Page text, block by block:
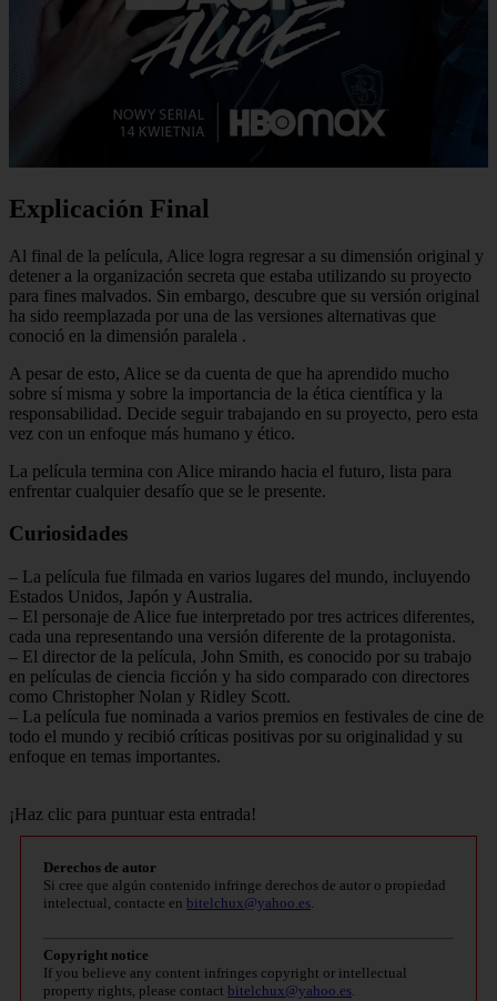
Explicación Final
Al final de la película, Alice logra regresar a su dimensión original y
detener a la organización secreta que estaba utilizando su proyecto
para fines malvados. Sin embargo, descubre que su versión original
ha sido reemplazada por una de las versiones alternativas que
conoció en la dimensión paralela .
A pesar de esto, Alice se da cuenta de que ha aprendido mucho
sobre sí misma y sobre la importancia de la ética científica y la
responsabilidad. Decide seguir trabajando en su proyecto, pero esta
vez con un enfoque más humano y ético.
La película termina con Alice mirando hacia el futuro, lista para
enfrentar cualquier desafío que se le presente.
Curiosidades
– La película fue filmada en varios lugares del mundo, incluyendo
Estados Unidos, Japón y Australia.
– El personaje de Alice fue interpretado por tres actrices diferentes,
cada una representando una versión diferente de la protagonista.
– El director de la película, John Smith, es conocido por su trabajo
en películas de ciencia ficción y ha sido comparado con directores
como Christopher Nolan y Ridley Scott.
– La película fue nominada a varios premios en festivales de cine de
todo el mundo y recibió críticas positivas por su originalidad y su
enfoque en temas importantes.
¡Haz clic para puntuar esta entrada!
Derechos de autor
Si cree que algún contenido infringe derechos de autor o propiedad
intelectual, contacte en bitelchux@yahoo.es.
Copyright notice
If you believe any content infringes copyright or intellectual
property rights, please contact bitelchux@yahoo.es.